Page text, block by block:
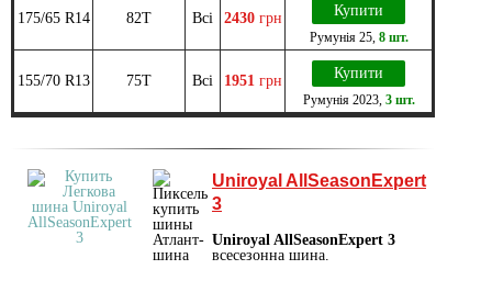
175/65 R14 82T Всі 2430 грн Купити
Румунія25, 8 шт.
155/70 R13 75T Всі 1951 грн Купити
Румунія2023, 3 шт.
Uniroyal AllSeasonExpert
3
Uniroyal AllSeasonExpert 3
всесезонна шина.